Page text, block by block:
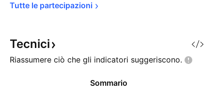
Tutte le partecipazioni
Tecnici
Riassumere ciò che gli indicatori suggeriscono.
Sommario